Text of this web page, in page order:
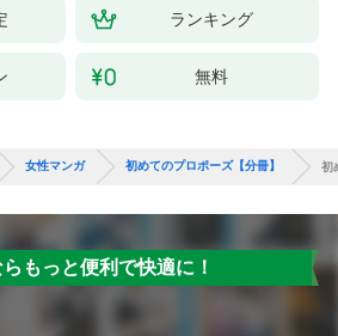
ランキング
無料
女性マンガ 初めてのプロポーズ【分冊】 初
もっと便利で快適に！